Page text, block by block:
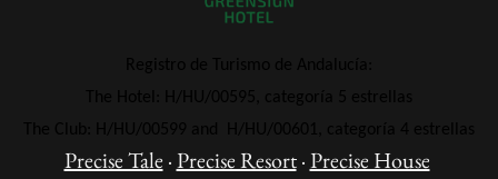
Precise Tale ·Precise Resort·Precise House